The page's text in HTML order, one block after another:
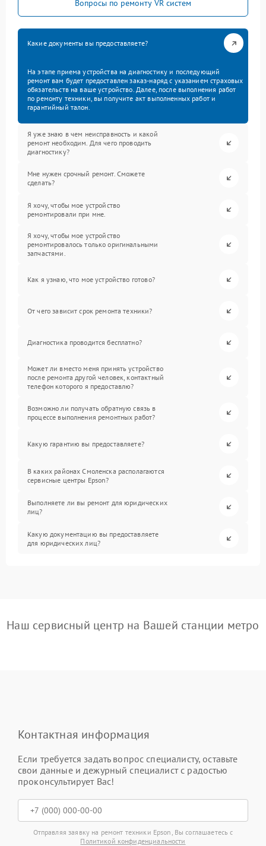
Вопросы по ремонту VR систем
Какие документы вы предоставляете?
На этапе приема устройства на диагностику и последующий
ремонт вам будет предоставлен заказ-наряд с указанием страховых
обязательств на ваше устройство. Далее, после выполнения работ
по ремонту техники, вы получите акт выполненных работ и
гарантийный талон.
Я уже знаю в чем неисправность и какой
ремонт необходим. Для чего проводить
диагностику?
Мне нужен срочный ремонт. Сможете
сделать?
Я хочу, чтобы мое устройство
ремонтировали при мне.
Я хочу, чтобы мое устройство
ремонтировалось только оригинальными
запчастями.
Как я узнаю, что мое устройство готово?
От чего зависит срок ремонта техники?
Диагностика проводится бесплатно?
Может ли вместо меня принять устройство
после ремонта другой человек, контактный
телефон которого я предоставлю?
Возможно ли получать обратную связь в
процессе выполнения ремонтных работ?
Какую гарантию вы предоставляете?
В каких районах Смоленска располагаются
сервисные центры Epson?
Выполняете ли вы ремонт для юридических
лиц?
Какую документацию вы предоставляете
для юридических лиц?
Наш сервисный центр на Вашей станции метро
Контактная информация
Если требуется задать вопрос специалисту, оставьте
свои данные и дежурный специалист с радостью
проконсультирует Вас!
Отправляя заявку на ремонт техники Epson, Вы соглашаетесь с
Политикой конфиденциальности